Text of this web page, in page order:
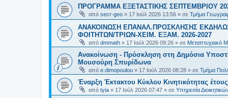
ΠΡΟΓΡΑΜΜΑ ΕΞΕΤΑΣΤΙΚΗΣ ΣΕΠΤΕΜΒΡΙΟΥ
από secr-geo » 17 Ιούλ 2026 13:56 » σε Τμήμα
ΑΝΑΚΟΙΝΩΣΗ ΕΠΑΝΑΛ.ΠΡΟΣΚΛΗΣΗΣ
ΦΟΙΤΗΤΩΝ/ΤΡΙΩΝ-ΧΕΙΜ. ΕΞΑΜ. 2026-2027
από dmmath » 17 Ιούλ 2026 09:26 » σε Μεταπτυχιακό
Ανακοίνωση - Πρόσκληση στη Δημόσια
Μουσούρη Σπυρίδωνα
από e.dimopoulou » 17 Ιούλ 2026 08:28 » σε Τμήμα
Έναρξη Έκτακτου Κύκλου Κινητικότητας
από tyia » 17 Ιούλ 2026 07:47 » σε Υπηρεσία